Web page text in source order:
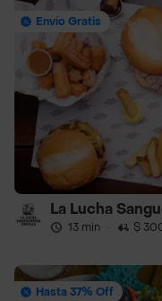
Envío Gratis
La Lucha
13 min · $
Hasta 37% Off